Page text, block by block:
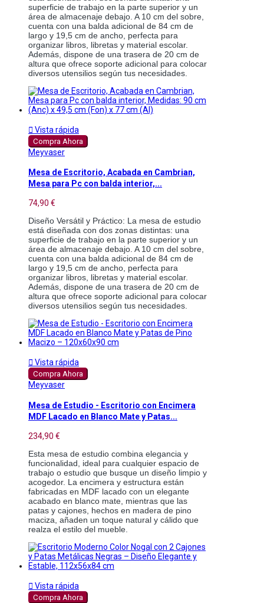
superficie de trabajo en la parte superior y un
área de almacenaje debajo. A 10 cm del sobre,
cuenta con una balda adicional de 84 cm de
largo y 19,5 cm de ancho, perfecta para
organizar libros, libretas y material escolar.
Además, dispone de una trasera de 20 cm de
altura que ofrece soporte adicional para colocar
diversos utensilios según tus necesidades.
 Vista rápida
Compra Ahora
Meyvaser
Mesa de Escritorio, Acabada en Cambrian,
Mesa para Pc con balda interior,...
74,90 €
Diseño Versátil y Práctico: La mesa de estudio
está diseñada con dos zonas distintas: una
superficie de trabajo en la parte superior y un
área de almacenaje debajo. A 10 cm del sobre,
cuenta con una balda adicional de 84 cm de
largo y 19,5 cm de ancho, perfecta para
organizar libros, libretas y material escolar.
Además, dispone de una trasera de 20 cm de
altura que ofrece soporte adicional para colocar
diversos utensilios según tus necesidades.
 Vista rápida
Compra Ahora
Meyvaser
Mesa de Estudio - Escritorio con Encimera
MDF Lacado en Blanco Mate y Patas...
234,90 €
Esta mesa de estudio combina elegancia y
funcionalidad, ideal para cualquier espacio de
trabajo o estudio que busque un diseño limpio y
acogedor. La encimera y estructura están
fabricadas en MDF lacado con un elegante
acabado en blanco mate, mientras que las
patas y cajones, hechos en madera de pino
maciza, añaden un toque natural y cálido que
realza el estilo del mueble.
 Vista rápida
Compra Ahora